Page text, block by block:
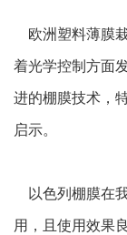
欧洲塑料薄膜
着光学控制方面
进的棚膜技术，
启示。
以色列棚膜在
用，且使用效果